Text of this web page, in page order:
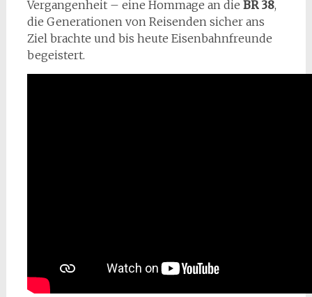
Vergangenheit – eine Hommage an die BR 38,
die Generationen von Reisenden sicher ans
Ziel brachte und bis heute Eisenbahnfreunde
begeistert.